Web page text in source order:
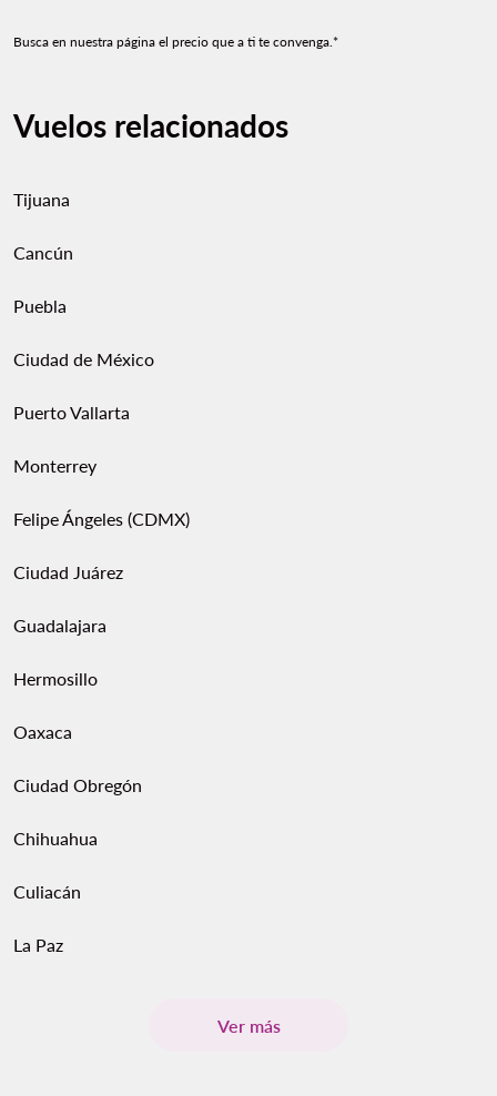
Busca en nuestra página el precio que a ti te convenga.*
Vuelos relacionados
Tijuana
Cancún
Puebla
Ciudad de México
Puerto Vallarta
Monterrey
Felipe Ángeles (CDMX)
Ciudad Juárez
Guadalajara
Hermosillo
Oaxaca
Ciudad Obregón
Chihuahua
Culiacán
La Paz
Ver más